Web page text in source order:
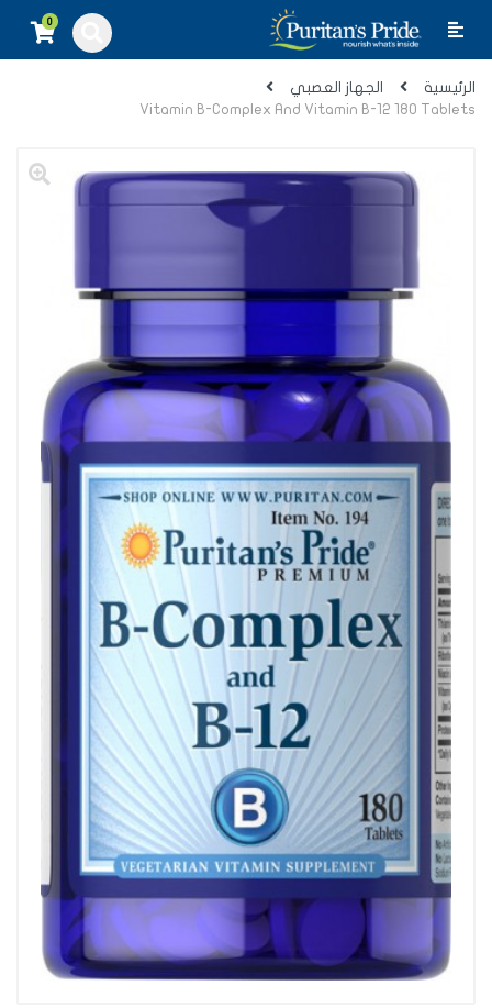
0
الرئيسية
الجهاز العصبي
Vitamin B-Complex And Vitamin B-12 180 Tablets